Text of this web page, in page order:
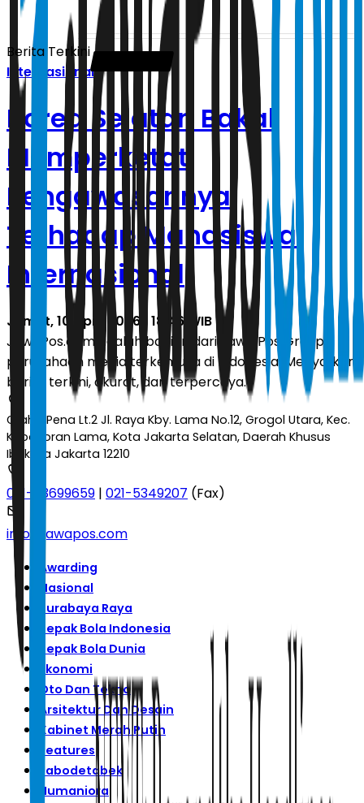
Berita Terkini
Internasional
Korea Selatan Bakal
Memperketat
Pengawasannya
Terhadap Mahasiswa
Internasional
Jumat, 10 April 2026 | 18.46 WIB
JawaPos.com adalah bagian dari Jawa Pos Group,
perusahaan media terkemuka di Indonesia. Menyajikan
berita terkini, akurat, dan terpercaya.
Graha Pena Lt.2 Jl. Raya Kby. Lama No.12, Grogol Utara, Kec.
Kebayoran Lama, Kota Jakarta Selatan, Daerah Khusus
Ibukota Jakarta 12210
021-53699659 | 021-5349207 (Fax)
info@jawapos.com
Awarding
Nasional
Surabaya Raya
Sepak Bola Indonesia
Sepak Bola Dunia
Ekonomi
Oto Dan Tekno
Arsitektur Dan Desain
Kabinet Merah Putih
Features
Jabodetabek
Humaniora